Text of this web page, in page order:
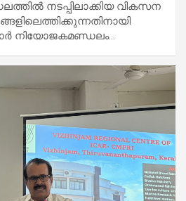
നടപ്പിലാക്കിയ വികസന
നിയോജകമണ്ഡലം…